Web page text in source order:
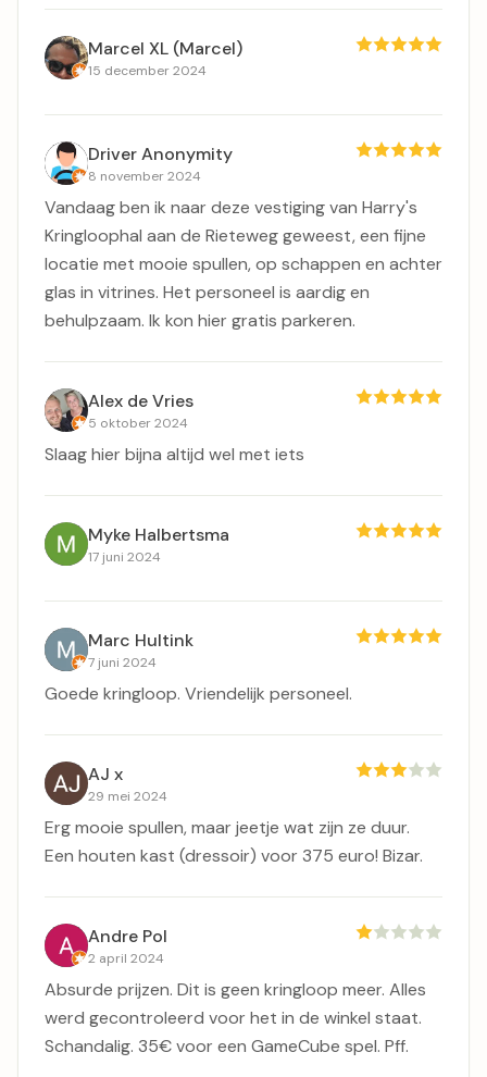
Marcel XL (Marcel)
15 december 2024
Driver Anonymity
8 november 2024
Vandaag ben ik naar deze vestiging van Harry's
Kringloophal aan de Rieteweg geweest, een fijne
locatie met mooie spullen, op schappen en achter
glas in vitrines. Het personeel is aardig en
behulpzaam. Ik kon hier gratis parkeren.
Alex de Vries
5 oktober 2024
Slaag hier bijna altijd wel met iets
Myke Halbertsma
17 juni 2024
Marc Hultink
7 juni 2024
Goede kringloop. Vriendelijk personeel.
AJ x
29 mei 2024
Erg mooie spullen, maar jeetje wat zijn ze duur.
Een houten kast (dressoir) voor 375 euro! Bizar.
Andre Pol
2 april 2024
Absurde prijzen. Dit is geen kringloop meer. Alles
werd gecontroleerd voor het in de winkel staat.
Schandalig. 35€ voor een GameCube spel. Pff.